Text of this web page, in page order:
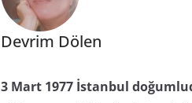
Devrim Dölen
3 Mart 1977 İstanbul